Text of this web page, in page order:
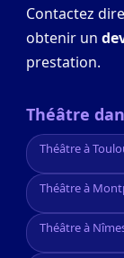
Contactez
obtenir un
prestation.
Théâtre
Théâtre à
Théâtre à
Théâtre à